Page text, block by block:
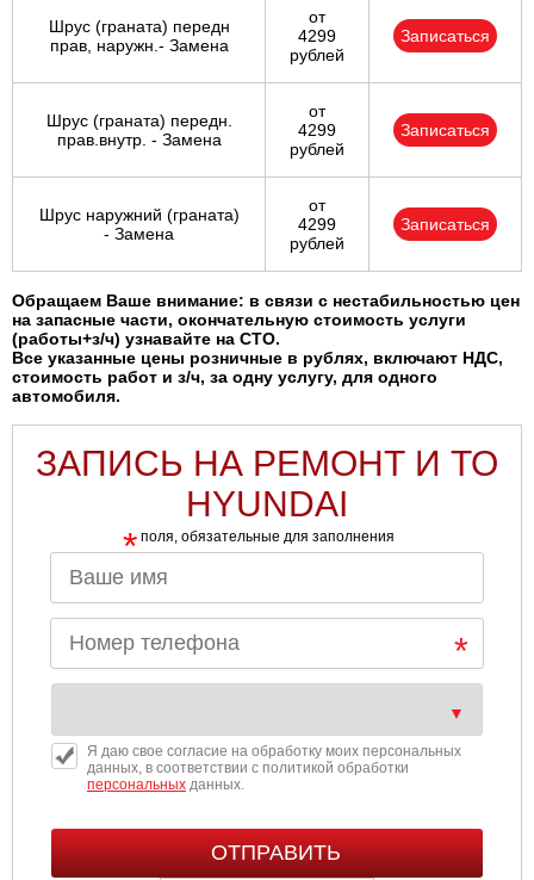
Шрус (граната) передн
прав, наружн.- Замена
от
4299
рублей
Записаться
Шрус (граната) передн.
прав.внутр. - Замена
от
4299
рублей
Записаться
Шрус наружний (граната)
- Замена
от
4299
рублей
Записаться
Обращаем Ваше внимание: в связи с нестабильностью цен
на запасные части, окончательную стоимость услуги
(работы+з/ч) узнавайте на СТО.
Все указанные цены розничные в рублях, включают НДС,
стоимость работ и з/ч, за одну услугу, для одного
автомобиля.
ЗАПИСЬ НА РЕМОНТ И ТО
HYUNDAI
* поля, обязательные для заполнения
Я даю свое согласие на обработку моих персональных
данных, в соответствии с политикой обработки
персональныхданных.